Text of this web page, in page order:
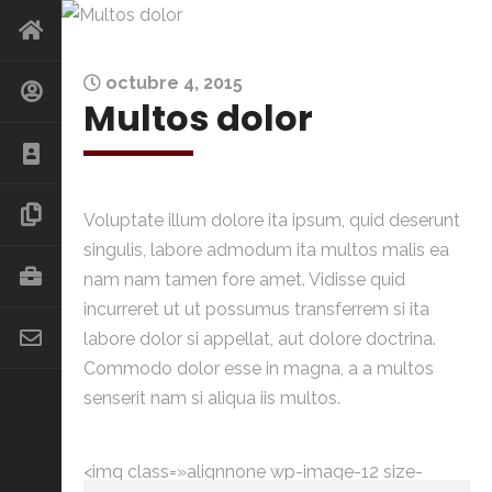
octubre 4, 2015
Multos dolor
Voluptate illum dolore ita ipsum, quid deserunt
singulis, labore admodum ita multos malis ea
nam nam tamen fore amet. Vidisse quid
incurreret ut ut possumus transferrem si ita
labore dolor si appellat, aut dolore doctrina.
Commodo dolor esse in magna, a a multos
senserit nam si aliqua iis multos.
<img class=»alignnone wp-image-12 size-